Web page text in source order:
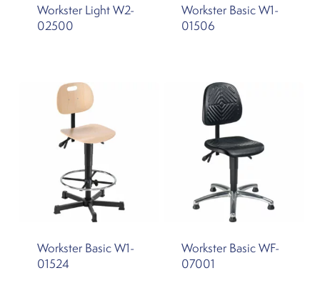
Workster Light W2-
02500
Workster Basic W1-
01506
Workster Basic W1-
01524
Workster Basic WF-
07001